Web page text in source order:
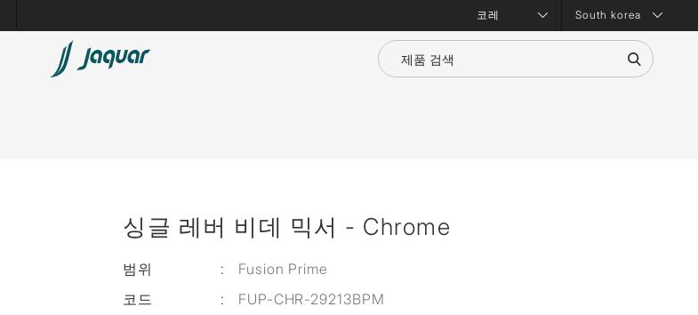
South korea
싱글 레버 비데 믹서 - Chrome
범위 :
Fusion Prime
코드
:
FUP-CHR-29213BPM